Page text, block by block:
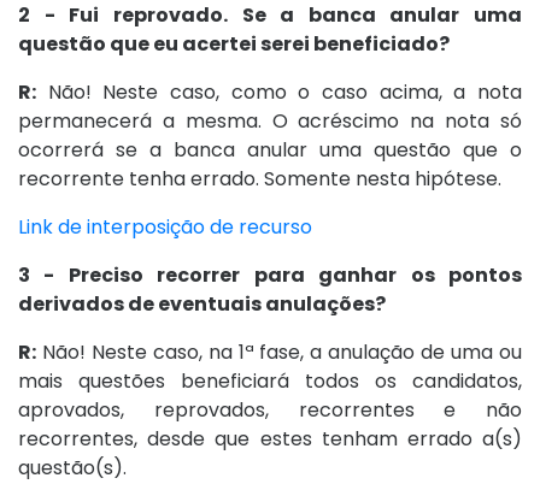
2 - Fui reprovado. Se a banca anular uma
questão que eu acertei serei beneficiado?
R: Não! Neste caso, como o caso acima, a nota
permanecerá a mesma. O acréscimo na nota só
ocorrerá se a banca anular uma questão que o
recorrente tenha errado. Somente nesta hipótese.
Link de interposição de recurso
3 - Preciso recorrer para ganhar os pontos
derivados de eventuais anulações?
R: Não! Neste caso, na 1ª fase, a anulação de uma ou
mais questões beneficiará todos os candidatos,
aprovados, reprovados, recorrentes e não
recorrentes, desde que estes tenham errado a(s)
questão(s).